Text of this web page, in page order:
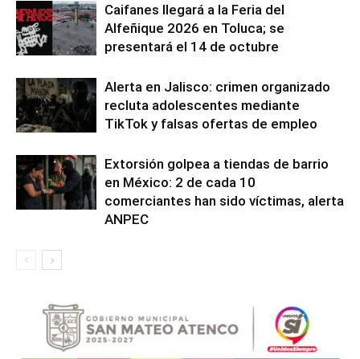
Caifanes llegará a la Feria del
Alfeñique 2026 en Toluca; se
presentará el 14 de octubre
Alerta en Jalisco: crimen organizado
recluta adolescentes mediante
TikTok y falsas ofertas de empleo
Extorsión golpea a tiendas de barrio
en México: 2 de cada 10
comerciantes han sido víctimas, alerta
ANPEC